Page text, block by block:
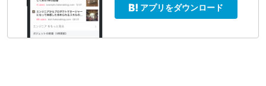
アプリをダウンロード